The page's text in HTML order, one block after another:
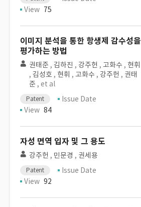
View 75
이미지 분석을 통한 항생제 감수성을
평가하는 방법
권태준 , 김하진 , 강주헌 , 고화수 , 현휘
, 김성호 , 현휘 , 고화수 , 강주헌 , 권태
준 , et al
Patent
Issue Date
View 84
자성 면역 입자 및 그 용도
강주헌 , 민문경 , 권세용
Patent
Issue Date
View 92